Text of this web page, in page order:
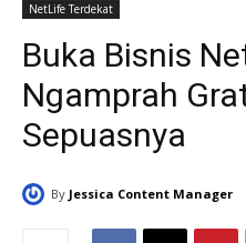
NetLife Terdekat
Buka Bisnis
Ngamprah
Sepuasnya
By Jessica Content Manager